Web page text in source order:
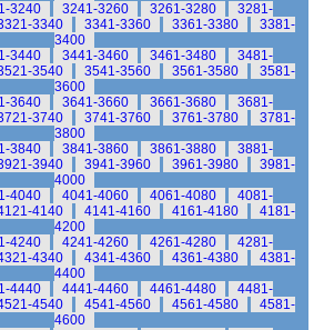
3240 3241-3260 3261-3280
3281-
3340 3341-3360 3361-3380
3381-
3400
3440 3441-3460 3461-3480
3481-
3540 3541-3560 3561-3580
3581-
3600
3640 3641-3660 3661-3680
3681-
3740 3741-3760 3761-3780
3781-
3800
3840 3841-3860 3861-3880
3881-
3940 3941-3960 3961-3980
3981-
4000
4040 4041-4060 4061-4080
4081-
4140 4141-4160 4161-4180
4181-
4200
4240 4241-4260 4261-4280
4281-
4340 4341-4360 4361-4380
4381-
4400
4440 4441-4460 4461-4480
4481-
4540 4541-4560 4561-4580
4581-
4600